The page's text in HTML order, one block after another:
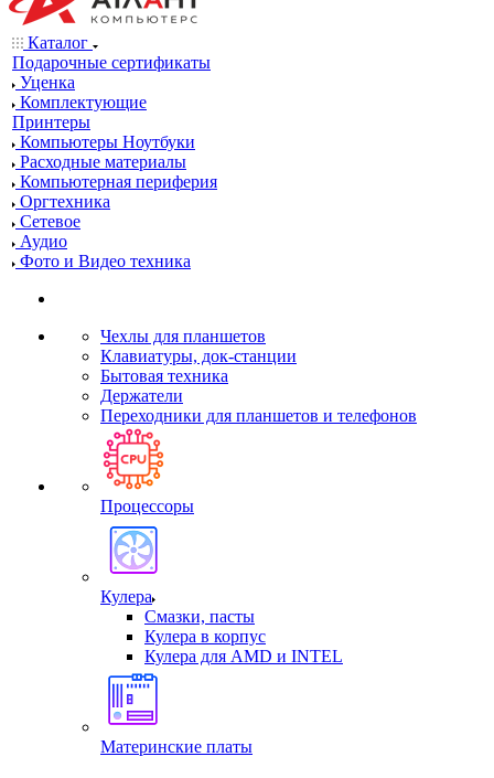
Каталог
Подарочные сертификаты
Уценка
Комплектующие
Принтеры
Компьютеры Ноутбуки
Расходные материалы
Компьютерная периферия
Оргтехника
Сетевое
Аудио
Фото и Видео техника
Чехлы для планшетов
Клавиатуры, док-станции
Бытовая техника
Держатели
Переходники для планшетов и телефонов
Процессоры
Кулера
Смазки, пасты
Кулера в корпус
Кулера для AMD и INTEL
Материнские платы